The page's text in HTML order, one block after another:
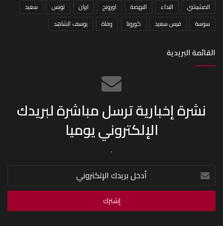
المشيشي
النداء النهضة اورونج ايران تونس
سعيد
سوسة
قيس سعيد كورونا وفاة يوسف الشاهد
القائمة البريدية
نشرة إخبارية ترسل مباشرة لبريدك
الإلكتروني يوميا
.
أدخل
بريدك
الإلكتروني